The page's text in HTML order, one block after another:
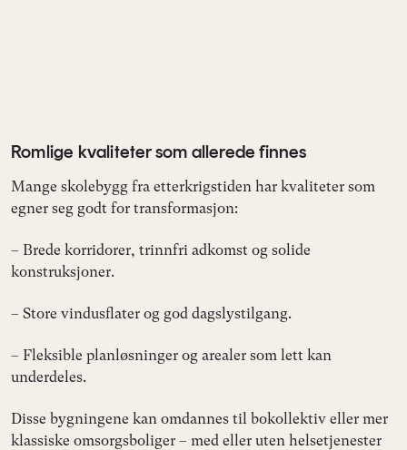
Romlige kvaliteter som allerede finnes
Mange skolebygg fra etterkrigstiden har kvaliteter som
egner seg godt for transformasjon:
– Brede korridorer, trinnfri adkomst og solide
konstruksjoner.
– Store vindusflater og god dagslystilgang.
– Fleksible planløsninger og arealer som lett kan
underdeles.
Disse bygningene kan omdannes til bokollektiv eller mer
klassiske omsorgsboliger – med eller uten helsetjenester